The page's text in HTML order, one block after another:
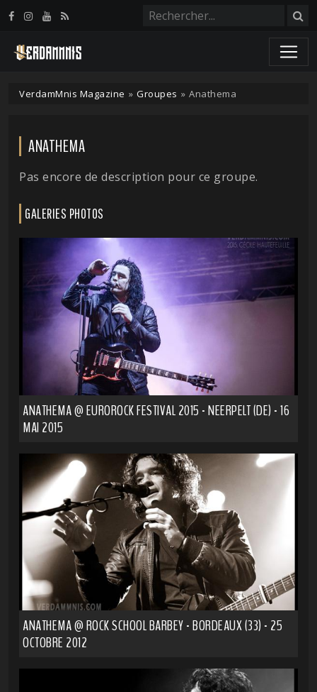
VerdamMnis Magazine » Groupes » Anathema
ANATHEMA
Pas encore de description pour ce groupe.
GALERIES PHOTOS
ANATHEMA @ EUROROCK FESTIVAL 2015 - NEERPELT (DE) - 16
MAI 2015
ANATHEMA @ ROCK SCHOOL BARBEY - BORDEAUX (33) - 25
OCTOBRE 2012
Panneau de gestion des cookies